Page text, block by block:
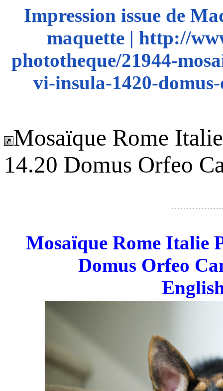
Impression issue de
maquette | http://
phototheque/21944-
vi-insula-1420-
Mosaïque Rome
14.20 Domus Orfeo
Mosaïque Rome Italie
Domus Orfeo